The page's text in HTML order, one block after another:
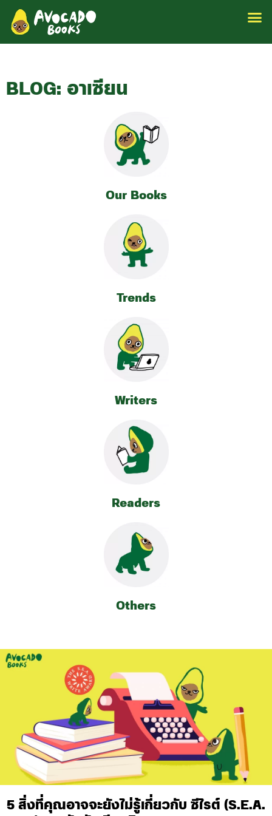
BLOG: อาเซียน
Our Books
Trends
Writers
Readers
Others
5 สิ่งที่คุณอาจจะยังไม่รู้เกี่ยวกับ ซีไรต์ (S.E.A.